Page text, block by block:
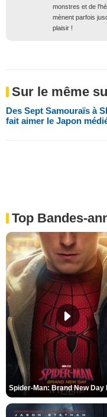
monstres et de
mènent parfois
plaisir !
Sur le même
Des Sept Samouraïs à
fait aimer le Japon
Top Bandes-